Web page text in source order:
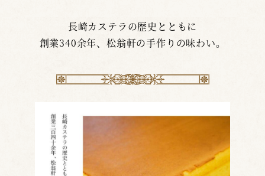
長崎カステラの歴史とともに
創業340余年、松翁軒の手作りの味わい。